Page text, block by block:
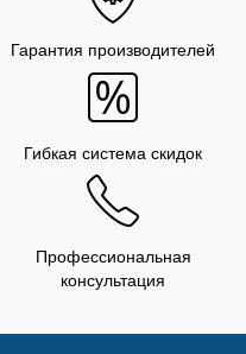
Гарантия производителей
Гибкая система скидок
Профессиональная
консультация